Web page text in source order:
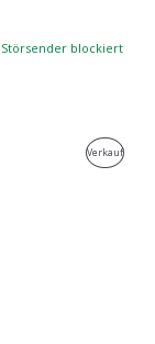
blockiert
Verkauf